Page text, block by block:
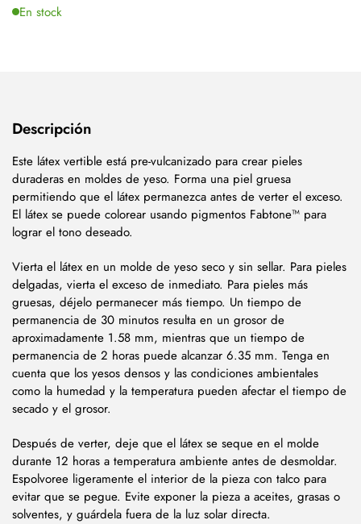
En stock
Descripción
Este látex vertible está pre-vulcanizado para crear pieles
duraderas en moldes de yeso. Forma una piel gruesa
permitiendo que el látex permanezca antes de verter el exceso.
El látex se puede colorear usando pigmentos Fabtone™ para
lograr el tono deseado.
Vierta el látex en un molde de yeso seco y sin sellar. Para pieles
delgadas, vierta el exceso de inmediato. Para pieles más
gruesas, déjelo permanecer más tiempo. Un tiempo de
permanencia de 30 minutos resulta en un grosor de
aproximadamente 1.58 mm, mientras que un tiempo de
permanencia de 2 horas puede alcanzar 6.35 mm. Tenga en
cuenta que los yesos densos y las condiciones ambientales
como la humedad y la temperatura pueden afectar el tiempo de
secado y el grosor.
Después de verter, deje que el látex se seque en el molde
durante 12 horas a temperatura ambiente antes de desmoldar.
Espolvoree ligeramente el interior de la pieza con talco para
evitar que se pegue. Evite exponer la pieza a aceites, grasas o
solventes, y guárdela fuera de la luz solar directa.